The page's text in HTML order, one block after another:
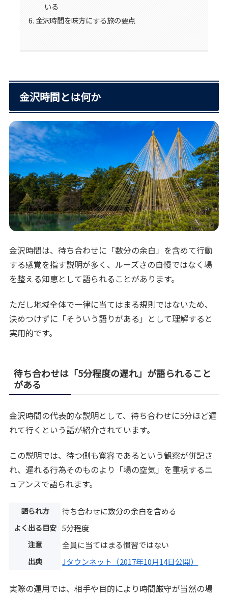
いる
金沢時間を味方にする旅の要点
金沢時間とは何か
金沢時間は、待ち合わせに「数分の余白」を含めて行動
する感覚を指す説明が多く、ルーズさの自慢ではなく場
を整える知恵として語られることがあります。
ただし地域全体で一律に当てはまる規則ではないため、
決めつけずに「そういう語りがある」として理解すると
実用的です。
待ち合わせは「5分程度の遅れ」が語られること
がある
金沢時間の代表的な説明として、待ち合わせに5分ほど遅
れて行くという話が紹介されています。
この説明では、待つ側も寛容であるという観察が併記さ
れ、遅れる行為そのものより「場の空気」を重視するニ
ュアンスで語られます。
語られ方 待ち合わせに数分の余白を含める
よく出る目安 5分程度
注意 全員に当てはまる慣習ではない
出典 Jタウンネット（2017年10月14日公開）
実際の運用では、相手や目的により時間厳守が当然の場